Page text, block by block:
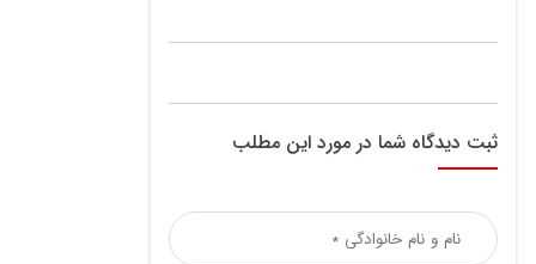
ثبت دیدگاه شما در مورد این مطلب